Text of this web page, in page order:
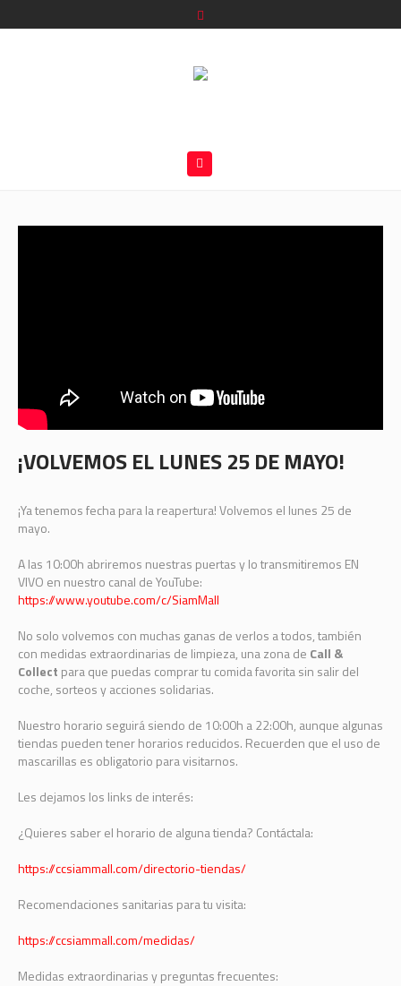
¡VOLVEMOS EL LUNES 25 DE MAYO!
¡Ya tenemos fecha para la reapertura! Volvemos el lunes 25 de
mayo.
A las 10:00h abriremos nuestras puertas y lo transmitiremos EN
VIVO en nuestro canal de YouTube:
https://www.youtube.com/c/SiamMall
No solo volvemos con muchas ganas de verlos a todos, también
con medidas extraordinarias de limpieza, una zona de Call &
Collect para que puedas comprar tu comida favorita sin salir del
coche, sorteos y acciones solidarias.
Nuestro horario seguirá siendo de 10:00h a 22:00h, aunque algunas
tiendas pueden tener horarios reducidos. Recuerden que el uso de
mascarillas es obligatorio para visitarnos.
Les dejamos los links de interés:
¿Quieres saber el horario de alguna tienda? Contáctala:
https://ccsiammall.com/directorio-tiendas/
Recomendaciones sanitarias para tu visita:
https://ccsiammall.com/medidas/
Medidas extraordinarias y preguntas frecuentes: